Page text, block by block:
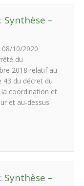
–
08/10/2020
du
2018 relatif au
43 du décret du
la coordination et
et au-dessus
–